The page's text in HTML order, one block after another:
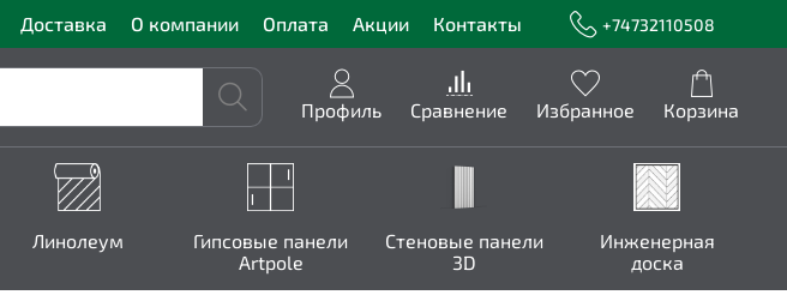
Доставка О компании Оплата Акции Контакты +74732110508
Профиль Сравнение Избранное Корзина
Линолеум
Гипсовые панели
Artpole
Стеновые панели
3D
Инженерная
доска